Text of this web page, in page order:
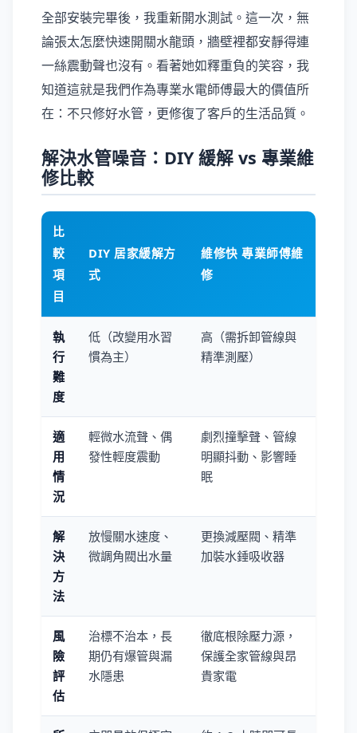
全部安裝完畢後，我重新開水測試。這一次，無
論張太怎麼快速開關水龍頭，牆壁裡都安靜得連
一絲震動聲也沒有。看著她如釋重負的笑容，我
知道這就是我們作為專業水電師傅最大的價值所
在：不只修好水管，更修復了客戶的生活品質。
解決水管噪音：DIY 緩解 vs 專業維
修比較
比
較
項
目
DIY 居家緩解方
式
維修快 專業師傅維
修
執
行
難
度
低（改變用水習
慣為主）
高（需拆卸管線與
精準測壓）
適
用
情
況
輕微水流聲、偶
發性輕度震動
劇烈撞擊聲、管線
明顯抖動、影響睡
眠
解
決
方
法
放慢關水速度、
微調角閥出水量
更換減壓閥、精準
加裝水錘吸收器
風
險
評
估
治標不治本，長
期仍有爆管與漏
水隱患
徹底根除壓力源，
保護全家管線與昂
貴家電